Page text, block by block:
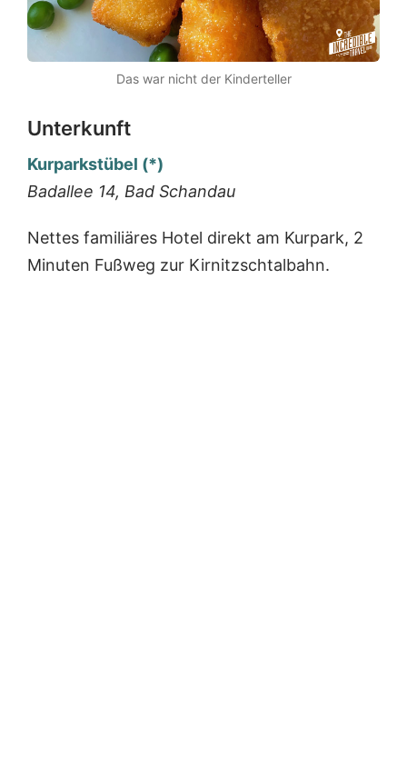
Das war nicht der Kinderteller
Unterkunft
Kurparkstübel (*)
Badallee 14, Bad Schandau
Nettes familiäres Hotel direkt am Kurpark, 2
Minuten Fußweg zur Kirnitzschtalbahn.